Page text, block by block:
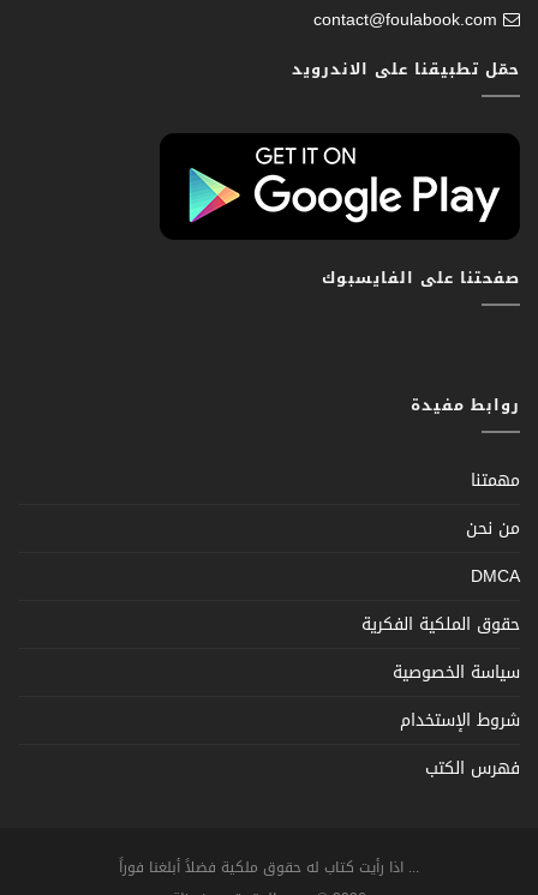
contact@foulabook.com
حمّل تطبيقنا على الاندرويد
صفحتنا على الفايسبوك
روابط مفيدة
مهمتنا
من نحن
DMCA
حقوق الملكية الفكرية
سياسة الخصوصية
شروط الإستخدام
فهرس الكتب
... اذا رأيت كتاب له حقوق ملكية فضلاً أبلغنا فوراً